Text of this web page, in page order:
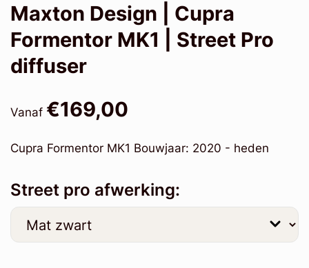
Maxton Design | Cupra
Formentor MK1 | Street Pro
diffuser
Vanaf €169,00
Cupra Formentor MK1 Bouwjaar: 2020 - heden
Street pro afwerking: